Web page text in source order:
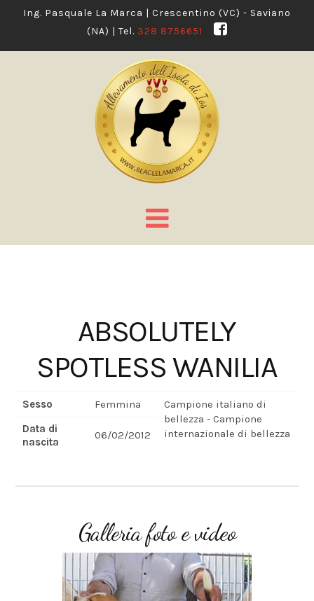
Ing. Pasquale La Marca | Crescentino (VC) - Saviano
(NA) | Tel. 328 8756651
Navigation
ABSOLUTELY
SPOTLESS WANILIA
Sesso Femmina
Campione italiano di
bellezza - Campione
internazionale di bellezza
Data di
nascita
06/02/2012
Galleria foto e video